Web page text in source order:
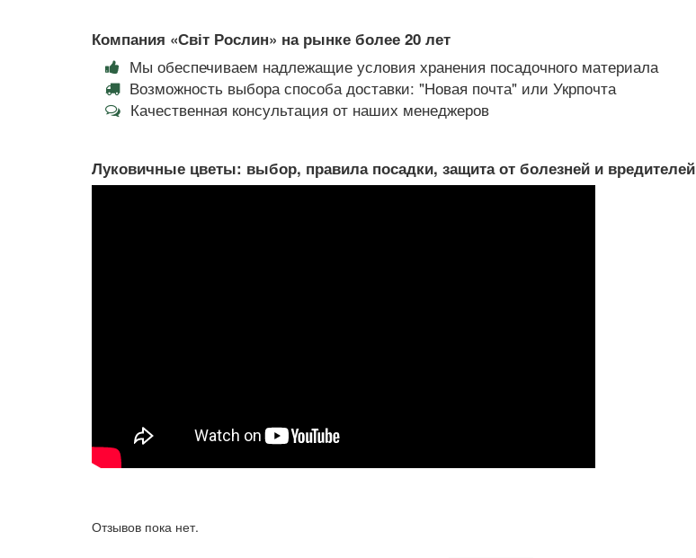
Компания «Світ Рослин» на рынке более 20 лет
Мы обеспечиваем надлежащие условия хранения посадочного материала
Возможность выбора способа доставки: "Новая почта" или Укрпочта
Качественная консультация от наших менеджеров
Луковичные цветы: выбор, правила посадки, защита от болезней и вредителей
Отзывов пока нет.